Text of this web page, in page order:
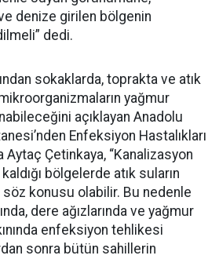
denize girilen bölgenin
dedi.
sokaklarda, toprakta ve atık
yağmur
açıklayan Anadolu
Enfeksiyon Hastalıkları
Aytaç Çetinkaya, “Kanalizasyon
bölgelerde atık suların
söz konusu olabilir. Bu nedenle
dere ağızlarında ve yağmur
enfeksiyon tehlikesi
sonra bütün sahillerin